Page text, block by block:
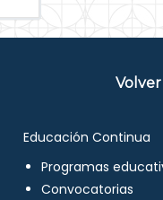
Educación Continua
Programas
Convocatorias